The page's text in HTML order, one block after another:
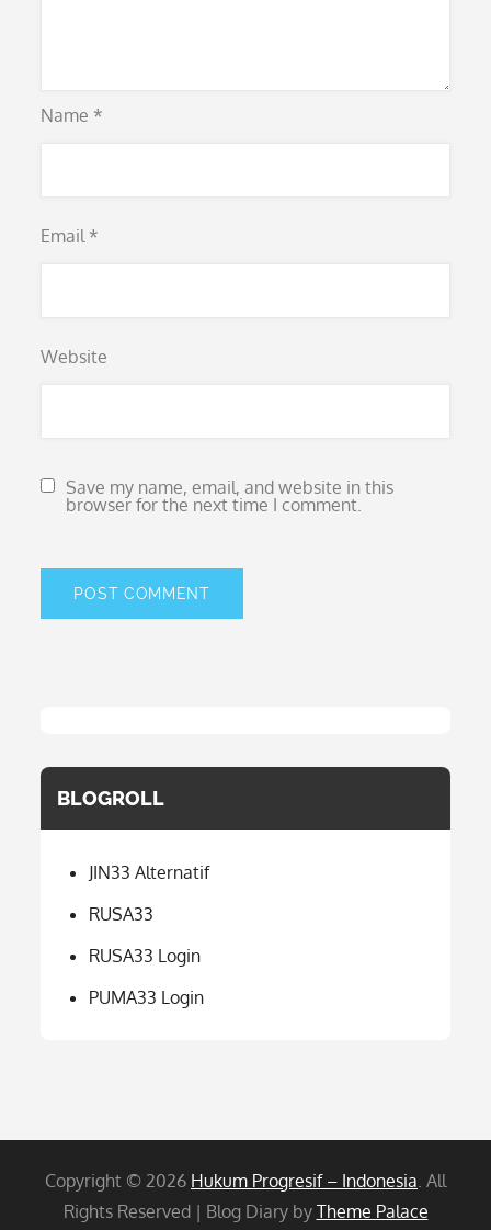
Name *
Email *
Website
Save my name, email, and website in this
browser for the next time I comment.
BLOGROLL
JIN33 Alternatif
RUSA33
RUSA33 Login
PUMA33 Login
Copyright © 2026 Hukum Progresif – Indonesia. All
Rights Reserved | Blog Diary by Theme Palace